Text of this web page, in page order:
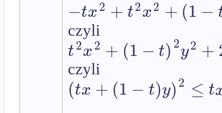
−tx2 + t2x2 + (1 −
czyli
t2x2 + (1 − t)2y2 +
czyli
(tx + (1 − t)y)2 ≤ t